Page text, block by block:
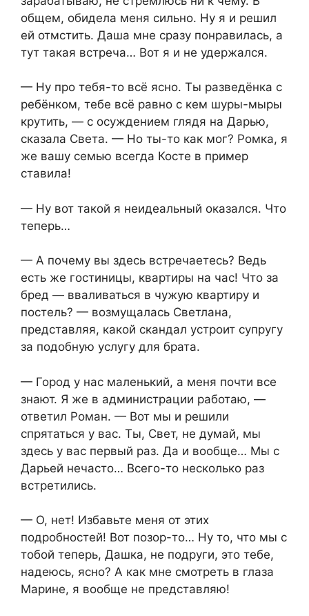
общем, обидела меня сильно. Ну я и решил
ей отмстить. Даша мне сразу понравилась, а
тут такая встреча… Вот я и не удержался.
— Ну про тебя-то всё ясно. Ты разведёнка с
ребёнком, тебе всё равно с кем шуры-мыры
крутить, — с осуждением глядя на Дарью,
сказала Света. — Но ты-то как мог? Ромка, я
же вашу семью всегда Косте в пример
ставила!
— Ну вот такой я неидеальный оказался. Что
теперь…
— А почему вы здесь встречаетесь? Ведь
есть же гостиницы, квартиры на час! Что за
бред — вваливаться в чужую квартиру и
постель? — возмущалась Светлана,
представляя, какой скандал устроит супругу
за подобную услугу для брата.
— Город у нас маленький, а меня почти все
знают. Я же в администрации работаю, —
ответил Роман. — Вот мы и решили
спрятаться у вас. Ты, Свет, не думай, мы
здесь у вас первый раз. Да и вообще… Мы с
Дарьей нечасто… Всего-то несколько раз
встретились.
— О, нет! Избавьте меня от этих
подробностей! Вот позор-то… Ну то, что мы с
тобой теперь, Дашка, не подруги, это тебе,
надеюсь, ясно? А как мне смотреть в глаза
Марине, я вообще не представляю!